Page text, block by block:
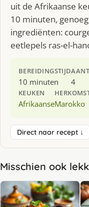
uit de Afrikaanse
10 minuten,
ingrediënten:
eetlepels ras-el-
BEREIDINGSTIJD
10 minuten 4
KEUKEN
AfrikaanseMarokko
Direct naar recept ↓
Misschien ook